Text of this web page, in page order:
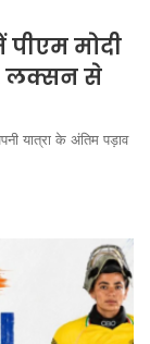
मोदी
लक्सन से
यात्रा के अंतिम पड़ाव